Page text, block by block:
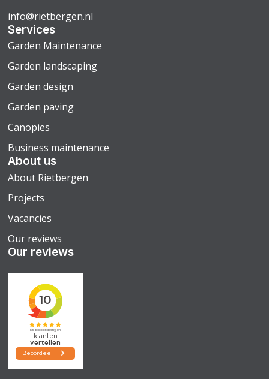
info@rietbergen.nl
Services
Garden Maintenance
Garden landscaping
Garden design
Garden paving
Canopies
Business maintenance
About us
About Rietbergen
Projects
Vacancies
Our reviews
Our reviews